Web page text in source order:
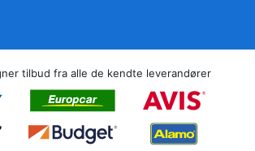
tilbud fra alle de kendte leverandører